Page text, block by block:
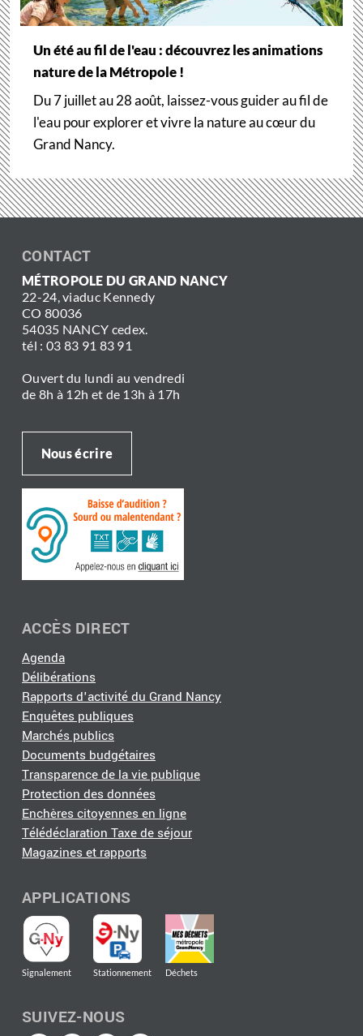
Un été au fil de l'eau : découvrez les animations
nature de la Métropole !
Du 7 juillet au 28 août, laissez-vous guider au fil de
l'eau pour explorer et vivre la nature au cœur du
Grand Nancy.
CONTACT
MÉTROPOLE DU GRAND NANCY
22-24, viaduc Kennedy
CO 80036
54035 NANCY cedex.
tél : 03 83 91 83 91
Ouvert du lundi au vendredi
de 8h à 12h et de 13h à 17h
Nous écrire
ACCÈS DIRECT
Agenda
Délibérations
Rapports d'activité du Grand Nancy
Enquêtes publiques
Marchés publics
Documents budgétaires
Transparence de la vie publique
Protection des données
Enchères citoyennes en ligne
Télédéclaration Taxe de séjour
Magazines et rapports
APPLICATIONS
Signalement Stationnement Déchets
SUIVEZ-NOUS